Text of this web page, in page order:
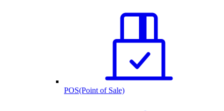
POS(Point of Sale)